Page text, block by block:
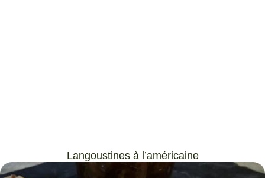
Langoustines à l’américaine